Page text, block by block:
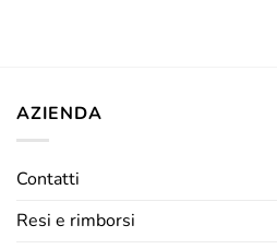
AZIENDA
Contatti
Resi e rimborsi